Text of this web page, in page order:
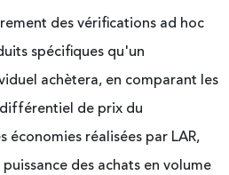
des vérifications ad hoc
spécifiques qu'un
achètera, en comparant les
de prix du
économies réalisées par LAR,
des achats en volume